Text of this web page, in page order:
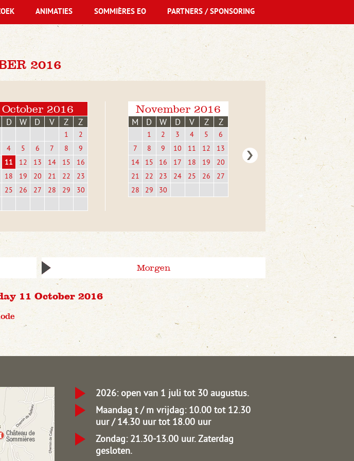
2016
October 2016
D W D V Z Z
1
2
4 5 6 7 8
9
11 12 13 14 15
16
18 19 20 21 22
23
25 26 27 28 29
30
November 2016
M D W D V Z Z
1 2 3 4 5
6
7
8 9 10 11 12
13
14
15 16 17 18 19
20
21
22 23 24 25 26
27
28
29 30
Morgen
11 October 2016
ANIMATIES SOMMIÈRES EO PARTNERS / SPONSORING
2026: open van 1 juli tot 30 augustus.
Maandag t / m vrijdag: 10.00 tot 12.30
uur / 14.30 uur tot 18.00 uur
Zondag: 21.30-13.00 uur.Zaterdag
gesloten.